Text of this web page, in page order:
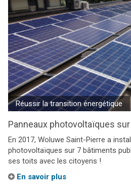
Réussir la transition énergétique
Panneaux photovoltaïques
En 2017, Woluwe Saint-Pierre a
photovoltaïques sur 7 bâtiments
ses toits avec les citoyens !
En savoir plus